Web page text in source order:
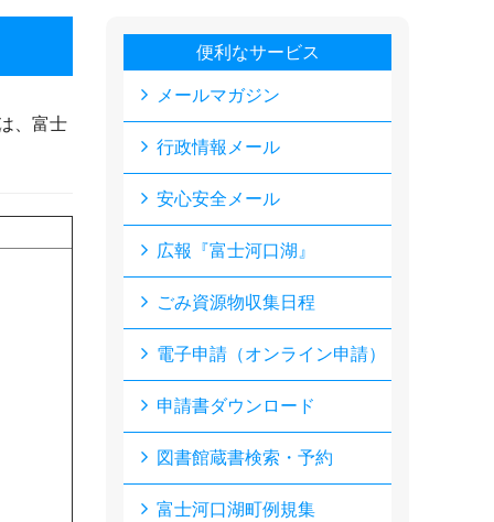
、富士
便利なサービス
メールマガジン
行政情報メール
安心安全メール
広報『富士河口湖』
ごみ資源物収集日程
電子申請（オンライン申請）
申請書ダウンロード
図書館蔵書検索・予約
富士河口湖町例規集